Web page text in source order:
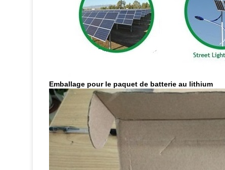
Emballage pour le paquet de batterie au lithium